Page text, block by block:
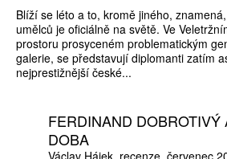
Blíží se léto a to, kromě jiného,
umělců je oficiálně na světě. Ve
prostoru prosyceném problematickým
galerie, se představují diplomanti zatím
nejprestižnější české...
FERDINAND DOBROTIVÝ
DOBA
Václav Hájek recenze červenec